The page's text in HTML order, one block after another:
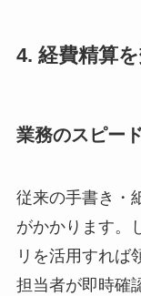
4. 経費精算
業務のスピー
従来の手書き・
がかかります。
リを活用すれば
担当者が即時確